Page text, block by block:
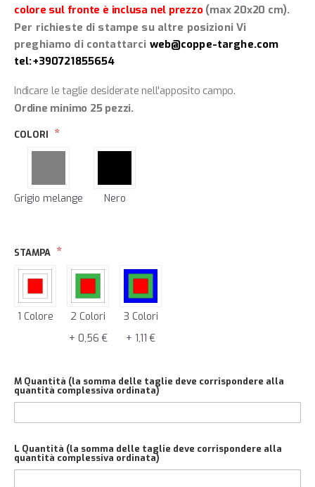
colore sul fronte è inclusa nel prezzo(max 20x20 cm).
Per richieste di stampe su altre posizioni Vi
preghiamo di contattarci web@coppe-targhe.com
tel:+390721855654
Indicare le taglie desiderate nell'apposito campo.
Ordine minimo 25 pezzi.
COLORI
Grigio melange Nero
STAMPA
1 Colore
2 Colori
+ 0,56 €
3 Colori
+ 1,11 €
M Quantità (la somma delle taglie deve corrispondere alla
quantità complessiva ordinata)
L Quantità (la somma delle taglie deve corrispondere alla
quantità complessiva ordinata)